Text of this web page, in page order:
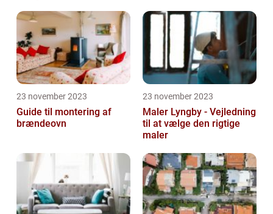
23 november 2023
Guide til montering af
brændeovn
23 november 2023
Maler Lyngby - Vejledning
til at vælge den rigtige
maler